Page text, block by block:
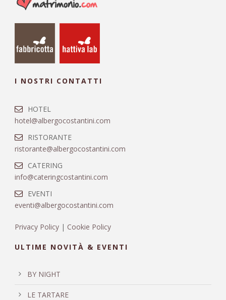
I NOSTRI CONTATTI
HOTEL
hotel@albergocostantini.com
RISTORANTE
ristorante@albergocostantini.com
CATERING
info@cateringcostantini.com
EVENTI
eventi@albergocostantini.com
Privacy Policy | Cookie Policy
ULTIME NOVITÀ & EVENTI
BY NIGHT
LE TARTARE